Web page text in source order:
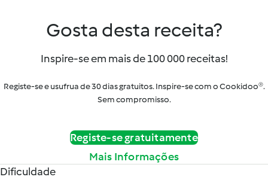
Gosta desta receita?
Inspire-se em mais de 100 000 receitas!
Registe-se e usufrua de 30 dias gratuitos. Inspire-se com o Cookidoo®.
Sem compromisso.
Registe-se gratuitamente
Mais Informações
Dificuldade